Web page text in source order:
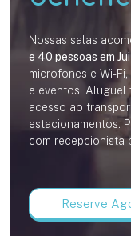
Nossas salas
e 40 pessoas em
microfones e Wi-
e eventos. Aluguel
acesso ao
estacionamentos.
com recepcionista
Reserve